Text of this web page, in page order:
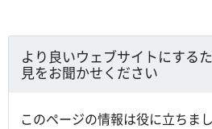
より良いウェブサイトにする
見をお聞かせください
このページの情報は役に立ちま